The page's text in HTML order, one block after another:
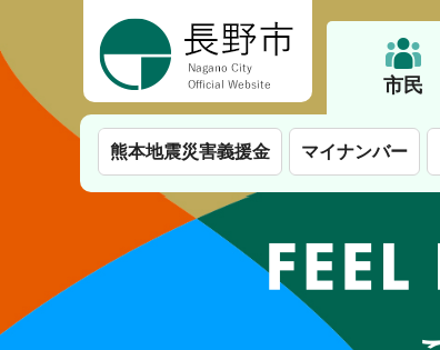
市民
熊本地震災害義援金 マイナンバー